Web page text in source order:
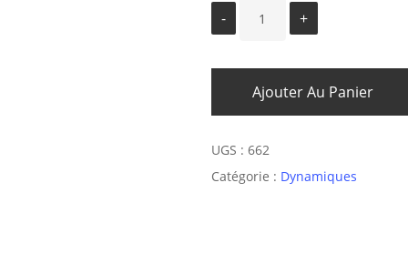
Ajouter Au Panier
UGS : 662
Catégorie : Dynamiques